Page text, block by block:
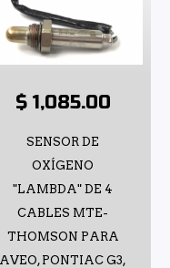
$ 1,085.00
SENSOR DE
OXÍGENO
"LAMBDA" DE 4
CABLES MTE-
THOMSON PARA
AVEO, PONTIAC G3,